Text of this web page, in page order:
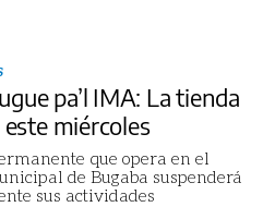
pa’l IMA: La tienda
miércoles
que opera en el
de Bugaba suspenderá
sus actividades